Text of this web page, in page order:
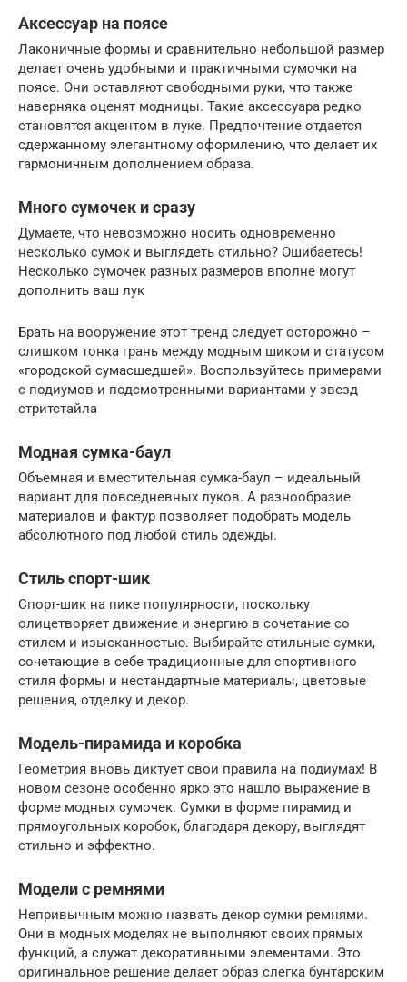
Аксессуар на поясе
Лаконичные формы и сравнительно небольшой размер
делает очень удобными и практичными сумочки на
поясе. Они оставляют свободными руки, что также
наверняка оценят модницы. Такие аксессуара редко
становятся акцентом в луке. Предпочтение отдается
сдержанному элегантному оформлению, что делает их
гармоничным дополнением образа.
Много сумочек и сразу
Думаете, что невозможно носить одновременно
несколько сумок и выглядеть стильно? Ошибаетесь!
Несколько сумочек разных размеров вполне могут
дополнить ваш лук
Брать на вооружение этот тренд следует осторожно –
слишком тонка грань между модным шиком и статусом
«городской сумасшедшей». Воспользуйтесь примерами
с подиумов и подсмотренными вариантами у звезд
стритстайла
Модная сумка-баул
Объемная и вместительная сумка-баул – идеальный
вариант для повседневных луков. А разнообразие
материалов и фактур позволяет подобрать модель
абсолютного под любой стиль одежды.
Стиль спорт-шик
Спорт-шик на пике популярности, поскольку
олицетворяет движение и энергию в сочетание со
стилем и изысканностью. Выбирайте стильные сумки,
сочетающие в себе традиционные для спортивного
стиля формы и нестандартные материалы, цветовые
решения, отделку и декор.
Модель-пирамида и коробка
Геометрия вновь диктует свои правила на подиумах! В
новом сезоне особенно ярко это нашло выражение в
форме модных сумочек. Сумки в форме пирамид и
прямоугольных коробок, благодаря декору, выглядят
стильно и эффектно.
Модели с ремнями
Непривычным можно назвать декор сумки ремнями.
Они в модных моделях не выполняют своих прямых
функций, а служат декоративными элементами. Это
оригинальное решение делает образ слегка бунтарским